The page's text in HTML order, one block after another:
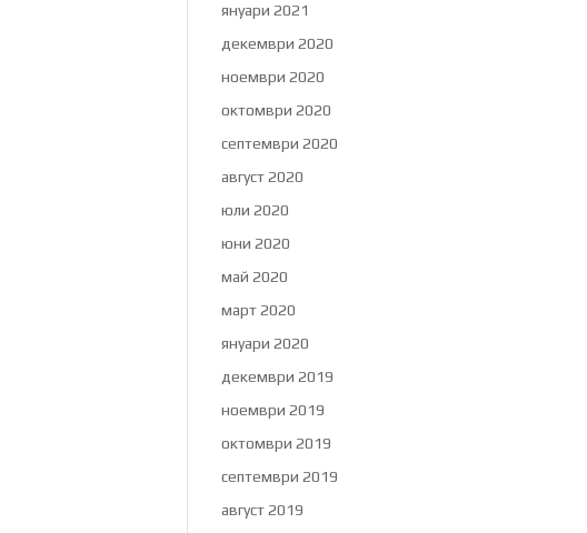
януари 2021
декември 2020
ноември 2020
октомври 2020
септември 2020
август 2020
юли 2020
юни 2020
май 2020
март 2020
януари 2020
декември 2019
ноември 2019
октомври 2019
септември 2019
август 2019